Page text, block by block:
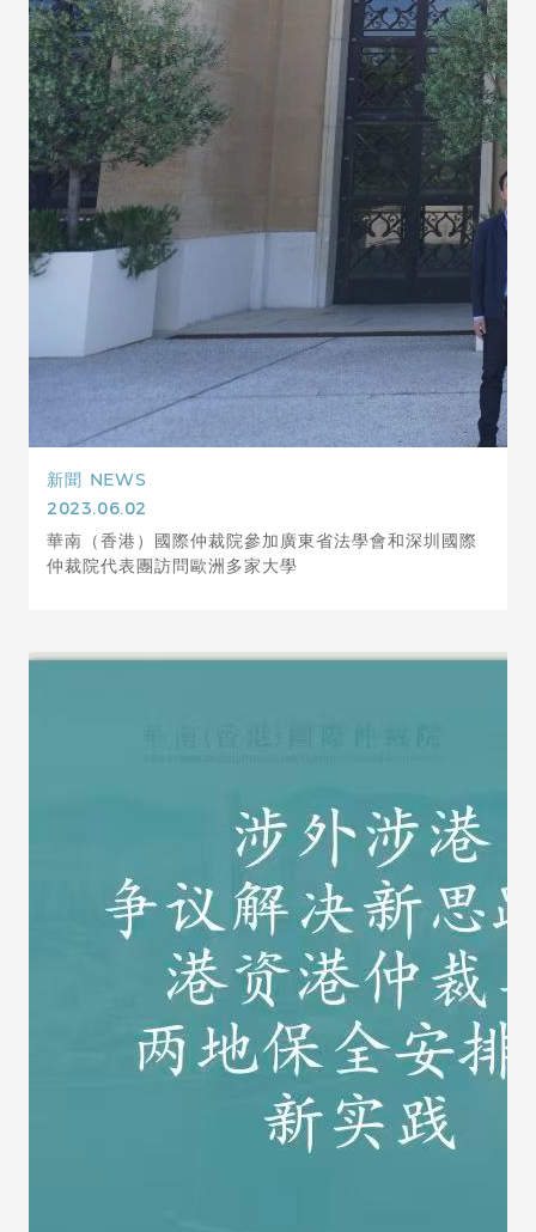
新聞 NEWS
2023.06.02
華南（香港）國際仲裁院參加廣東省法學會和深圳國際
仲裁院代表團訪問歐洲多家大學